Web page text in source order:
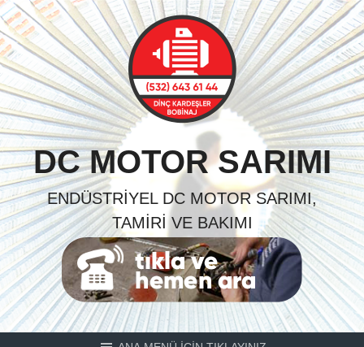
Skip
to
content
DC MOTOR SARIMI
ENDÜSTRIYEL DC MOTOR SARIMI,
TAMIRI VE BAKIMI